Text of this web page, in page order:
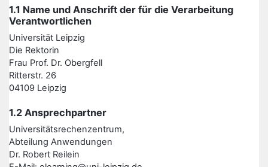
1.1 Name und Anschrift der für die Verarbeitung
Verantwortlichen
Universität Leipzig
Die Rektorin
Frau Prof. Dr. Obergfell
Ritterstr. 26
04109 Leipzig
1.2 Ansprechpartner
Universitätsrechenzentrum,
Abteilung Anwendungen
Dr. Robert Reilein